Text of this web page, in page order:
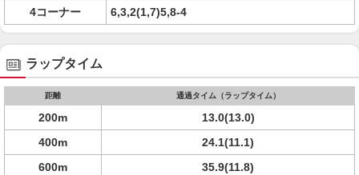
4コーナー
6,3,2(1,7)5,8-4
ラップタイム
距離 通過タイム（ラップタイム）
200m
13.0(13.0)
400m
24.1(11.1)
600m
35.9(11.8)